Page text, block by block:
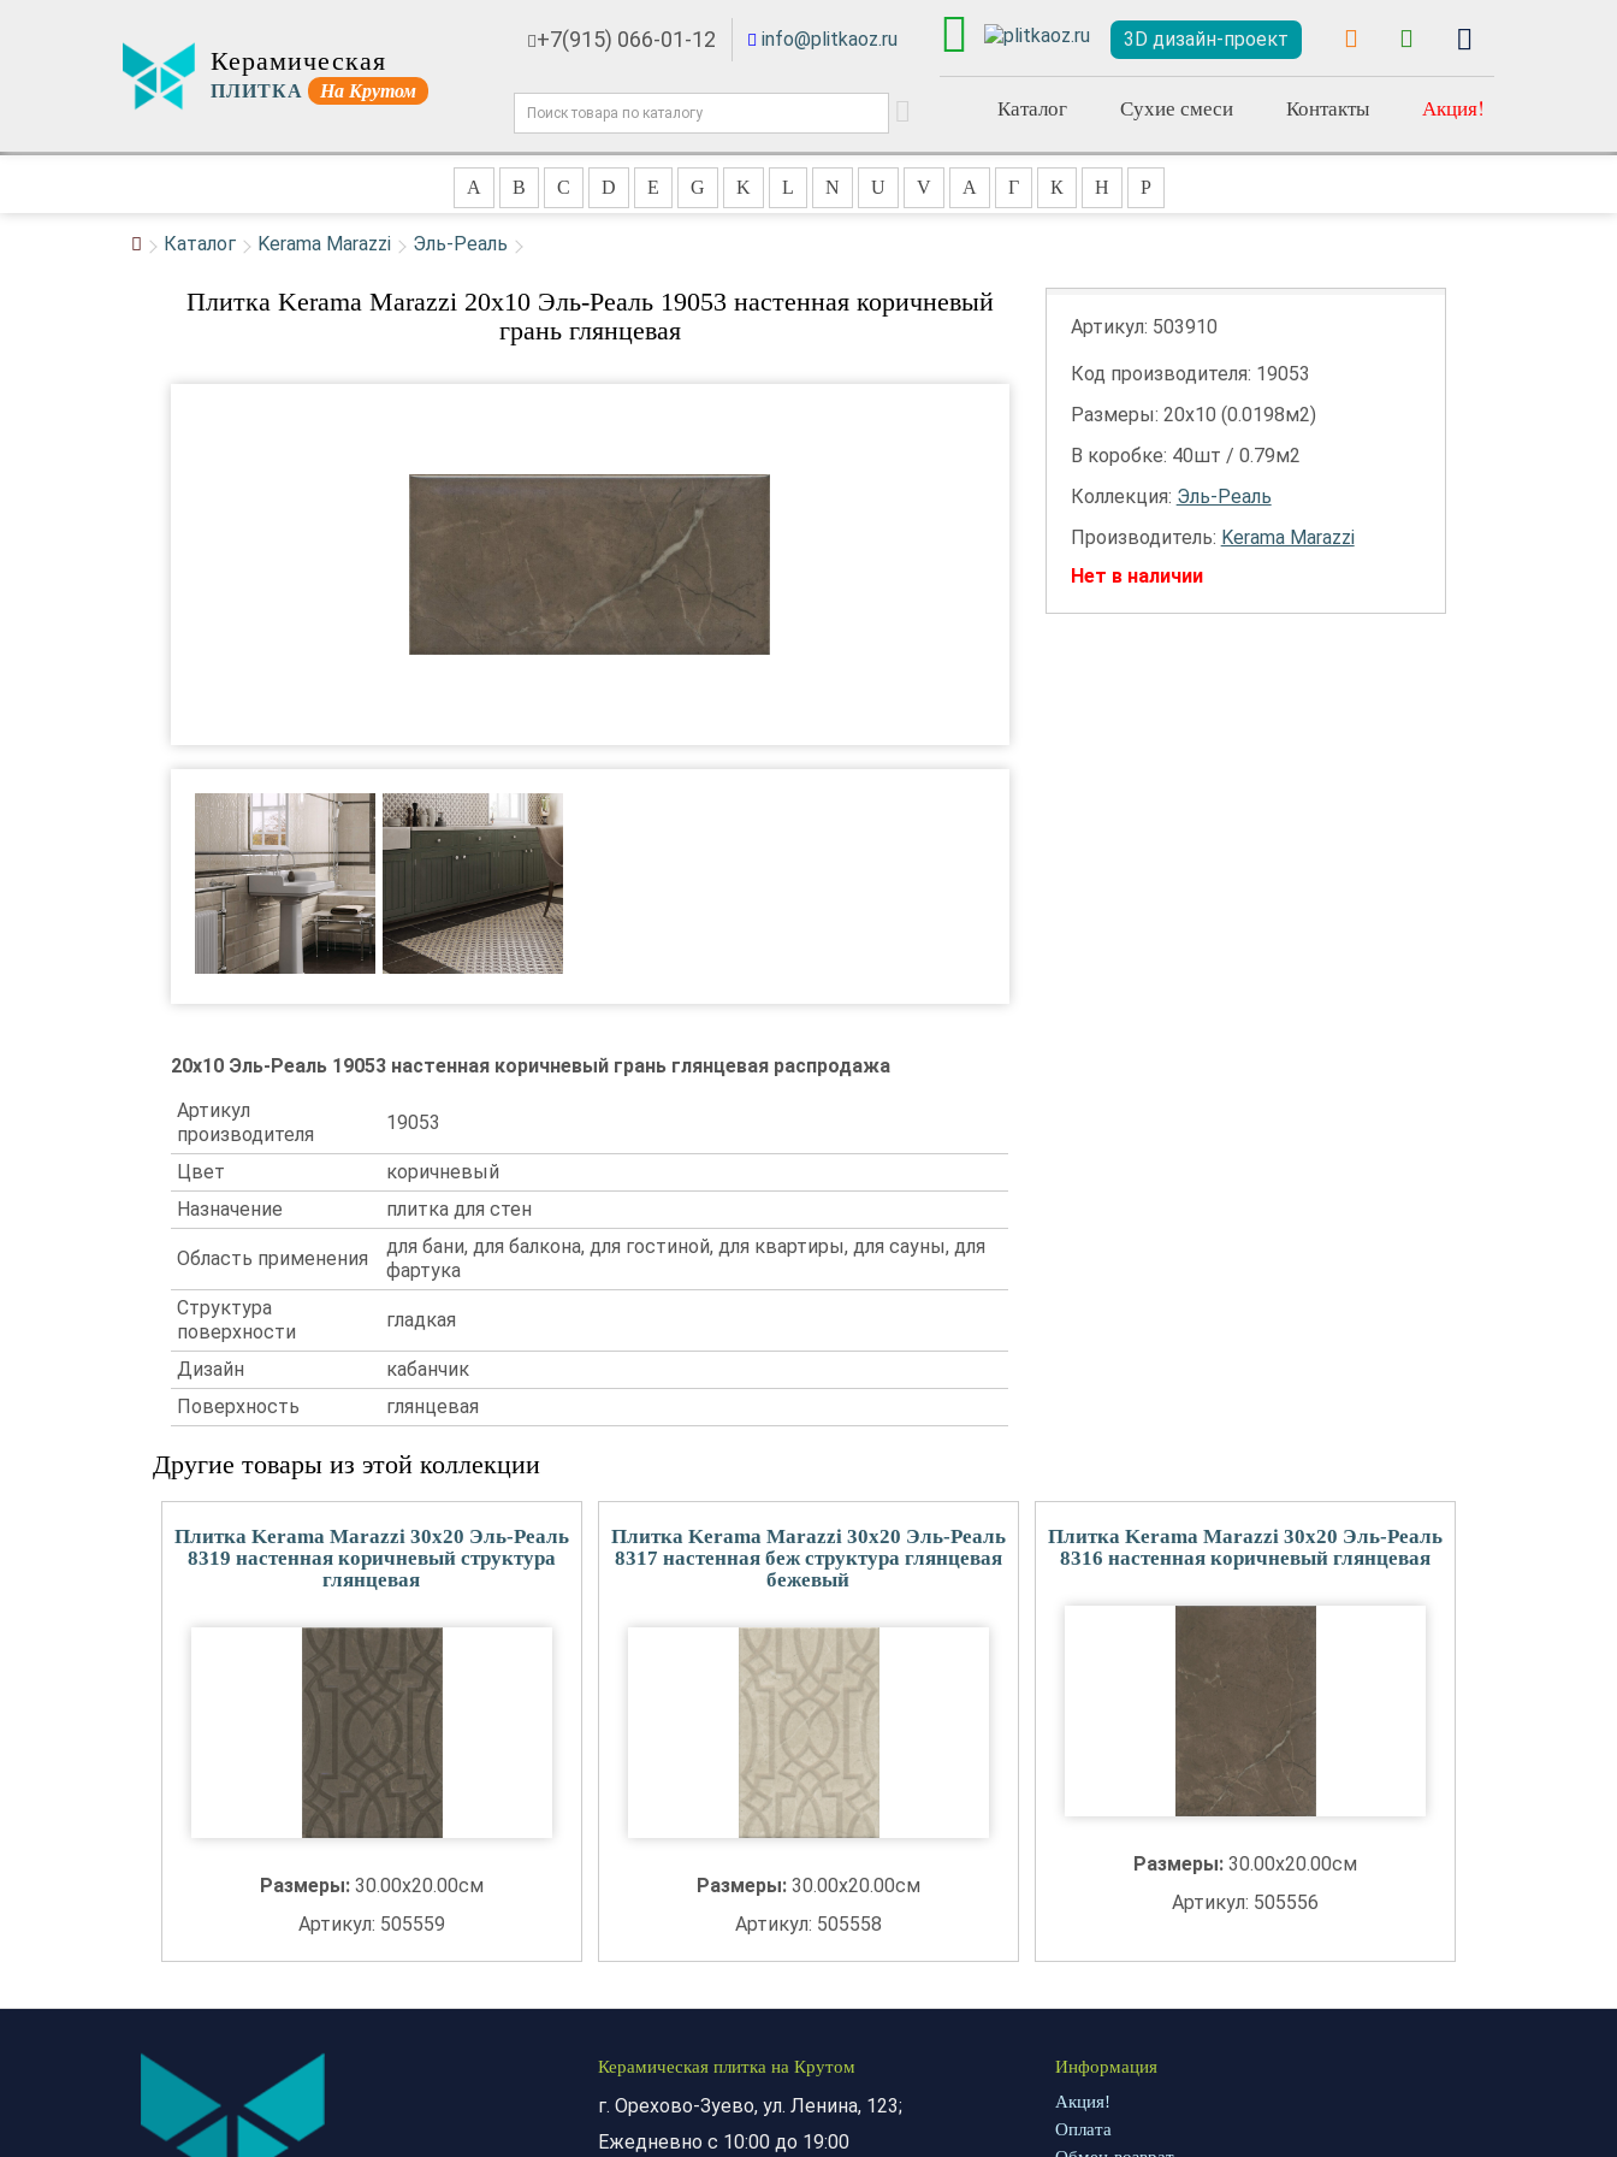
Керамическая
ПЛИТКА На Крутом
+7(915) 066-01-12 info@plitkaoz.ru 3D дизайн-проект
Каталог Сухие смеси Контакты Акция!
A B C D E G K L N U V А Г К Н Р
Каталог Kerama Marazzi Эль-Реаль
Плитка Kerama Marazzi 20x10 Эль-Реаль 19053 настенная коричневый
грань глянцевая
20x10 Эль-Реаль 19053 настенная коричневый грань глянцевая распродажа
Артикул
производителя
19053
Цвет
коричневый
Назначение
плитка для стен
Область применения
для бани, для балкона, для гостиной, для квартиры, для сауны, для
фартука
Структура
поверхности
гладкая
Дизайн
кабанчик
Поверхность
глянцевая
Артикул: 503910
Код производителя: 19053
Размеры: 20х10 (0.0198м2)
В коробке: 40шт / 0.79м2
Коллекция: Эль-Реаль
Производитель: Kerama Marazzi
Нет в наличии
Другие товары из этой коллекции
Плитка Kerama Marazzi 30x20 Эль-Реаль
8319 настенная коричневый структура
глянцевая
Размеры: 30.00x20.00см
Артикул: 505559
Плитка Kerama Marazzi 30x20 Эль-Реаль
8317 настенная беж структура глянцевая
бежевый
Размеры: 30.00x20.00см
Артикул: 505558
Плитка Kerama Marazzi 30x20 Эль-Реаль
8316 настенная коричневый глянцевая
Размеры:30.00x20.00см
Артикул: 505556
Керамическая плитка на Крутом
г. Орехово-Зуево, ул. Ленина, 123;
Ежедневно с 10:00 до 19:00
Информация
Акция!
Оплата